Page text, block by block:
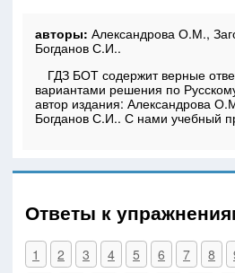
авторы:Александрова О.М.,
Богданов С.И..
ГДЗ БОТ содержит верные
вариантами решения по
автор издания: Александрова
Богданов С.И.. С нами учебный
Ответы к
1 2 3 4 5 6 7 8